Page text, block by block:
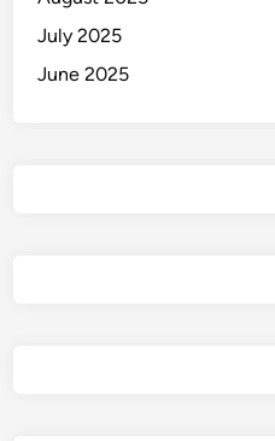
July 2025
June 2025